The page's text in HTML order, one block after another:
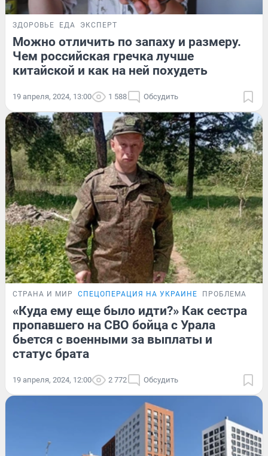
ЗДОРОВЬЕ ЕДА ЭКСПЕРТ
Можно отличить по запаху и размеру.
Чем российская гречка лучше
китайской и как на ней похудеть
19 апреля, 2024, 13:00 1 588 Обсудить
СТРАНА И МИР СПЕЦОПЕРАЦИЯ НА УКРАИНЕ ПРОБЛЕМА
«Куда ему еще было идти?» Как сестра
пропавшего на СВО бойца с Урала
бьется с военными за выплаты и
статус брата
19 апреля, 2024, 12:00 2 772 Обсудить